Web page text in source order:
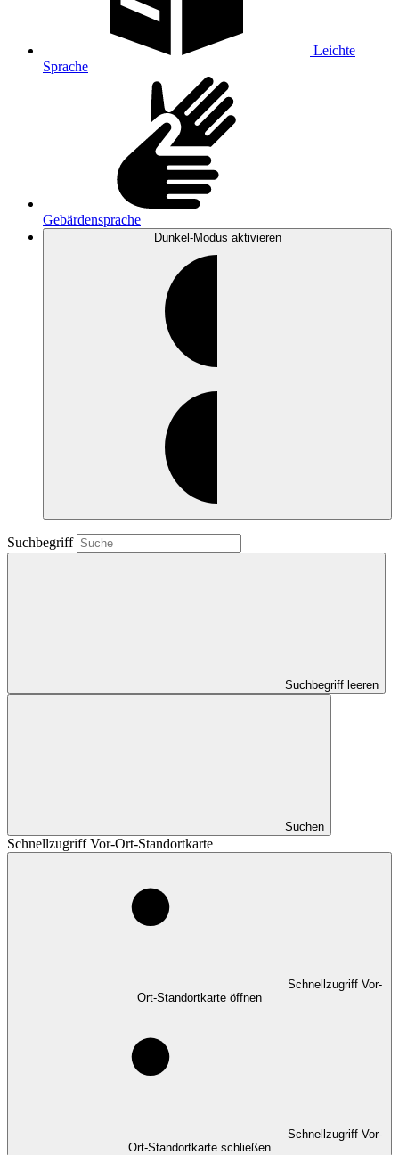
Leichte
Sprache
Gebärdensprache
Dunkel-Modus aktivieren
Suchbegriff
Suchbegriff leeren
Suchen
Schnellzugriff Vor-Ort-Standortkarte
Schnellzugriff Vor-
Ort-Standortkarte öffnen
Schnellzugriff Vor-
Ort-Standortkarte schließen